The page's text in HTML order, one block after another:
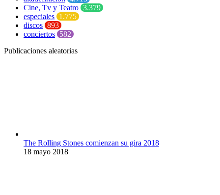
Cine, Tv y Teatro 3.379
especiales 1.775
discos 893
conciertos 582
Publicaciones aleatorias
The Rolling Stones comienzan su gira 2018
18 mayo 2018